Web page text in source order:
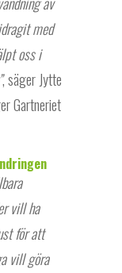
med
oss i
, säger Jytte
Gartneriet
vill ha
för att
vill göra